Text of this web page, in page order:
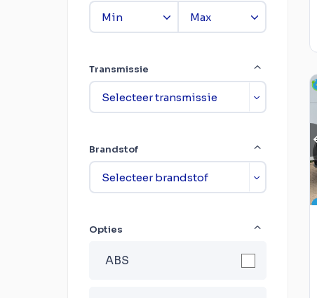
Transmissie
Brandstof
Opties
ABS